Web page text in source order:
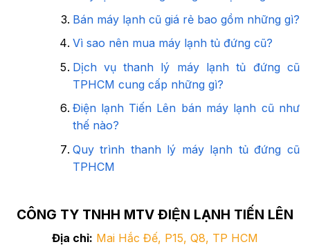
Bán máy lạnh cũ giá rẻ bao gồm những gì?
Vì sao nên mua máy lạnh tủ đứng cũ?
Dịch vụ thanh lý máy lạnh tủ đứng cũ
TPHCM cung cấp những gì?
Điện lạnh Tiến Lên bán máy lạnh cũ như
thế nào?
Quy trình thanh lý máy lạnh tủ đứng cũ
TPHCM
CÔNG TY TNHH MTV ĐIỆN LẠNH TIẾN LÊN
Địa chỉ: Mai Hắc Đế, P15, Q8, TP HCM